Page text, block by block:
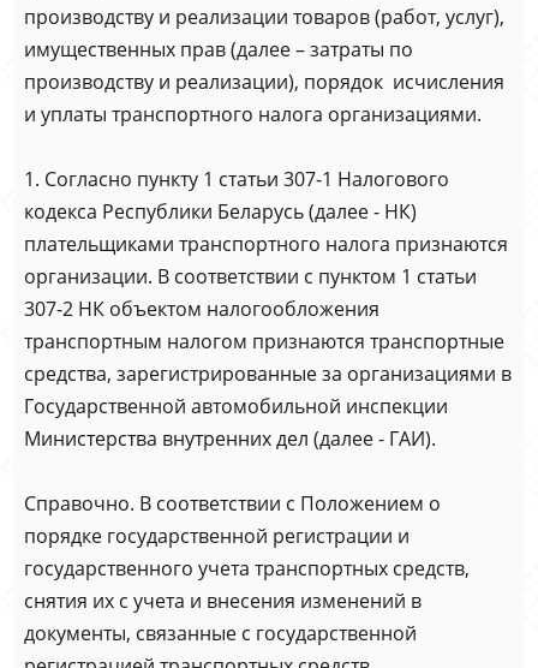
производству и реализации товаров (работ, услуг),
имущественных прав (далее – затраты по
производству и реализации), порядок исчисления
и уплаты транспортного налога организациями.
1. Согласно пункту 1 статьи 307-1 Налогового
кодекса Республики Беларусь (далее - НК)
плательщиками транспортного налога признаются
организации. В соответствии с пунктом 1 статьи
307-2 НК объектом налогообложения
транспортным налогом признаются транспортные
средства, зарегистрированные за организациями в
Государственной автомобильной инспекции
Министерства внутренних дел (далее - ГАИ).
Справочно. В соответствии с Положением о
порядке государственной регистрации и
государственного учета транспортных средств,
снятия их с учета и внесения изменений в
документы, связанные с государственной